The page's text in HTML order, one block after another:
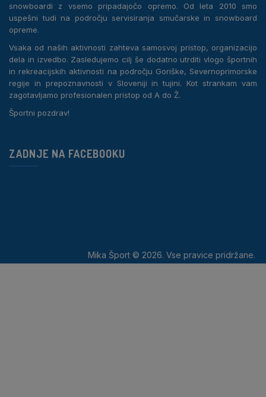
snowboardi z vsemo pripadajočo opremo. Od leta 2010 smo
uspešni tudi na področju servisiranja smučarske in snowboard
opreme.
Vsaka od naših aktivnosti zahteva samosvoj pristop, organizacijo
dela in izvedbo. Zasledujemo cilj še dodatno utrditi vlogo športnih
in rekreacijskih aktivnosti na področju Goriške, Severnoprimorske
regije in prepoznavnosti v Sloveniji in tujini. Kot strankam vam
zagotavljamo profesionalen pristop od A do Ž.
Športni pozdrav!
ZADNJE NA FACEBOOKU
Mika Šport © 2026. Vse pravice pridržane.